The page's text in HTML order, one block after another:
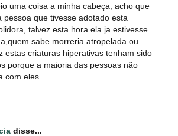
uma coisa a minha cabeça, acho que
pessoa que tivesse adotado esta
talvez esta hora ela ja estivesse
sabe morreria atropelada ou
estas criaturas hiperativas tenham sido
porque a maioria das pessoas não
com eles.
disse...